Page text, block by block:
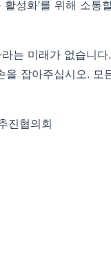
성화’를 위해 소
는 미래가 없습니
잡아주십시오.
진협의회